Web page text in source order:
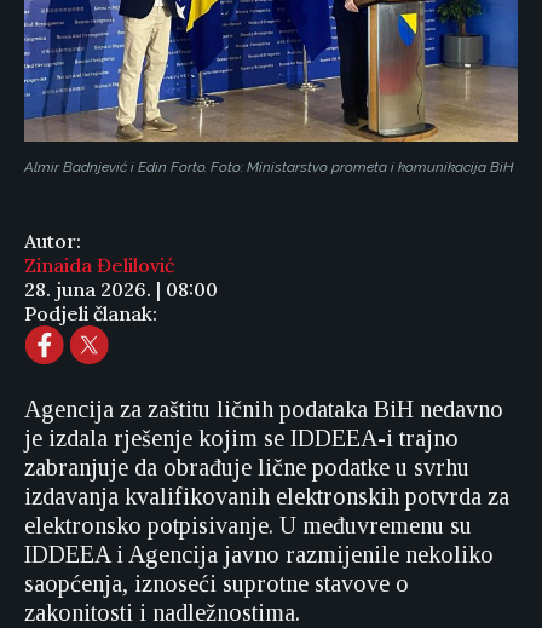
Almir Badnjević i Edin Forto. Foto: Ministarstvo prometa i komunikacija BiH
Autor:
Zinaida Đelilović
28. juna 2026. | 08:00
Podjeli članak:
Agencija za zaštitu ličnih podataka BiH nedavno
je izdala rješenje kojim se IDDEEA-i trajno
zabranjuje da obrađuje lične podatke u svrhu
izdavanja kvalifikovanih elektronskih potvrda za
elektronsko potpisivanje. U međuvremenu su
IDDEEA i Agencija javno razmijenile nekoliko
saopćenja, iznoseći suprotne stavove o
zakonitosti i nadležnostima.